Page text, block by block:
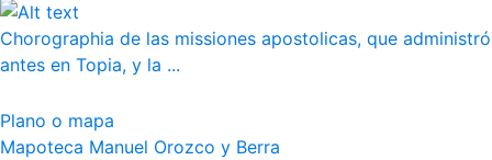
Chorographia de las missiones apostolicas, que administró
antes en Topia, y la ...
Plano o mapa
Mapoteca Manuel Orozco y Berra